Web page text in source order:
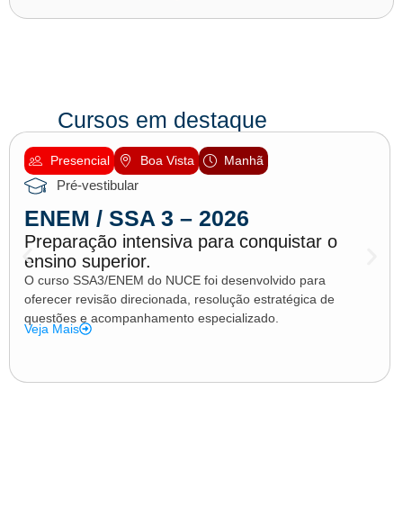
Cursos em destaque
Presencial Boa Vista Manhã
Pré-vestibular
ENEM / SSA 3 – 2026
Preparação intensiva para conquistar o
ensino superior.
O curso SSA3/ENEM do NUCE foi desenvolvido para
oferecer revisão direcionada, resolução estratégica de
questões e acompanhamento especializado.
Veja Mais